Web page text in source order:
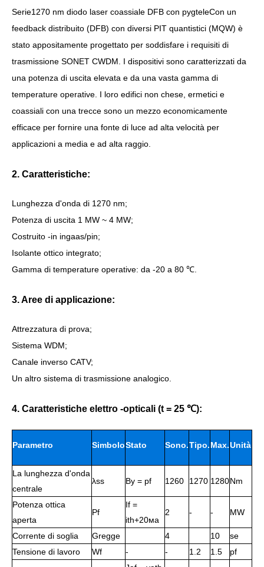
Serie1270 nm diodo laser coassiale DFB con pygteleCon un
feedback distribuito (DFB) con diversi PIT quantistici (MQW) è
stato appositamente progettato per soddisfare i requisiti di
trasmissione SONET CWDM. I dispositivi sono caratterizzati da
una potenza di uscita elevata e da una vasta gamma di
temperature operative. I loro edifici non chese, ermetici e
coassiali con una trecce sono un mezzo economicamente
efficace per fornire una fonte di luce ad alta velocità per
applicazioni a media e ad alta raggio.
2. Caratteristiche:
Lunghezza d'onda di 1270 nm;
Potenza di uscita 1 MW ~ 4 MW;
Costruito -in ingaas/pin;
Isolante ottico integrato;
Gamma di temperature operative: da -20 a 80 ℃.
3. Aree di applicazione:
Attrezzatura di prova;
Sistema WDM;
Canale inverso CATV;
Un altro sistema di trasmissione analogico.
4. Caratteristiche elettro -opticali (t = 25 ℃):
Parametro SimboloStato Sono.Tipo.Max.Unità
La lunghezza d'onda
centrale
λss By = pf 1260 1270 1280Nm
Potenza ottica
aperta
Pf
If =
ith+20ма
2 - - MW
Corrente di soglia Gregge 4 10
se
Tensione di lavoro
Wf - - 1.2 1.5
pf